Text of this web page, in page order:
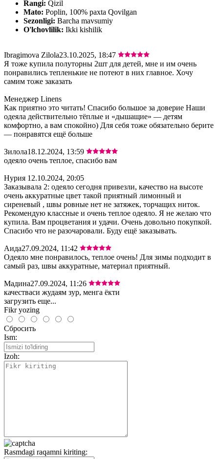
Rangi: Qizil
Mato: Poplin, 100% paxta Qovilgan
Sezonligi: Barcha mavsumiy
O'lchovlilik: Ikki kishilik
Ibragimova Zilola23.10.2025, 18:47
Я тоже купила полуторны 2шт для детей, мне и им очень
понравились тепленькие не потеют в них главное. Хочу
самим тоже заказать
Менеджер Linens
Как приятно это читать! Спасибо большое за доверие Наши
одеяла действительно тёплые и «дышащие» — детям
комфортно, а вам спокойно) Для себя тоже обязательно берите
— понравятся ещё больше
Зилола18.12.2024, 13:59
одеяло очень теплое, спасибо вам
Нурия 12.10.2024, 20:05
Заказывала 2: одеяло сегодня привезли, качество на высоте
очень аккуратные цвет такой приятный лимонный и
сиреневый , швы ровные нет не затяжек, торчащих ниток.
Рекомендую классные и очень теплое одеяло. Я не желаю что
купила. Вам процветания и удачи. Очень довольно покупкой.
Спасибо что не разочаровали. Буду ещё заказывать.
Аида27.09.2024, 11:42
Одеяло мне понравилось, теплое очень! Для зимы подходит в
самый раз, швы аккуратные, материал приятный.
Мадина27.09.2024, 11:26
качестваси жудаям зур, менга ёкти
загрузить еще...
Fikr yozing
Сбросить
Ism:
Izoh:
Rasmdagi raqamni kiriting: